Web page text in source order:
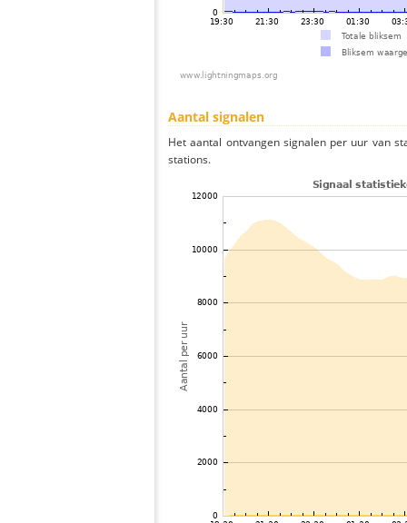
Aantal signalen
Het aantal ontvangen signalen per uur van
stations.